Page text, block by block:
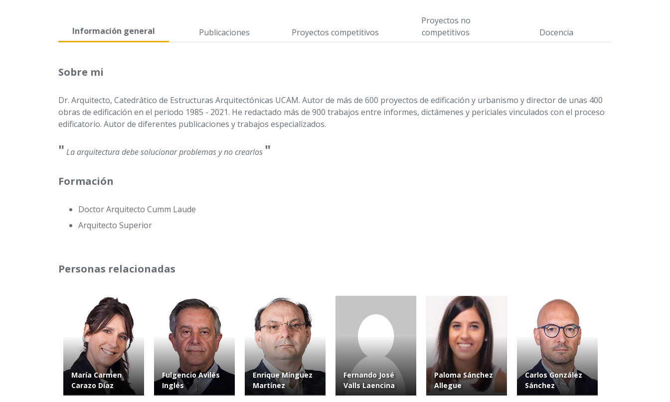
Información general Publicaciones Proyectos competitivos
Proyectos no
competitivos
Docencia
Sobre mi
Dr. Arquitecto, Catedrático de Estructuras Arquitectónicas UCAM. Autor de más de 600 proyectos de edificación y urbanismo y director de unas 400
obras de edificación en el periodo 1985 - 2021. He redactado más de 900 trabajos entre informes, dictámenes y periciales vinculados con el proceso
edificatorio. Autor de diferentes publicaciones y trabajos especializados.
" La arquitectura debe solucionar problemas y no crearlos "
Formación
Doctor Arquitecto Cumm Laude
Arquitecto Superior
Personas relacionadas
María Carmen
Carazo Díaz
Fulgencio Avilés
Inglés
Enrique Mínguez
Martínez
Fernando José
Valls Laencina
Paloma Sánchez
Allegue
Carlos González
Sánchez